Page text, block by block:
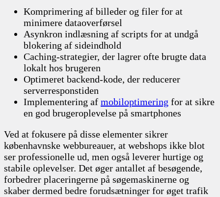
Komprimering af billeder og filer for at
minimere dataoverførsel
Asynkron indlæsning af scripts for at undgå
blokering af sideindhold
Caching-strategier, der lagrer ofte brugte data
lokalt hos brugeren
Optimeret backend-kode, der reducerer
serverresponstiden
Implementering af mobiloptimering for at sikre
en god brugeroplevelse på smartphones
Ved at fokusere på disse elementer sikrer
københavnske webbureauer, at webshops ikke blot
ser professionelle ud, men også leverer hurtige og
stabile oplevelser. Det øger antallet af besøgende,
forbedrer placeringerne på søgemaskinerne og
skaber dermed bedre forudsætninger for øget trafik